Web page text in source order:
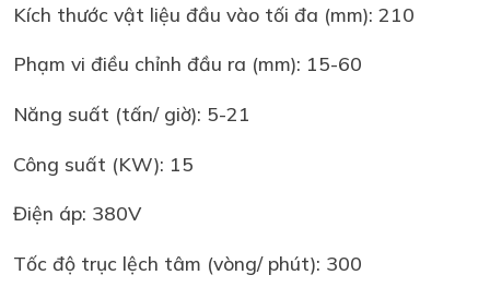
Kích thước vật liệu đầu vào tối đa (mm): 210
Phạm vi điều chỉnh đầu ra (mm): 15-60
Năng suất (tấn/ giờ): 5-21
Công suất (KW): 15
Điện áp: 380V
Tốc độ trục lệch tâm (vòng/ phút): 300